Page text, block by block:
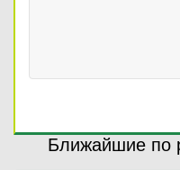
Ближайшие по